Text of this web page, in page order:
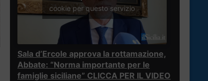
cookie per questo servizio
Sala d’Ercole approva la rottamazione,
Abbate: “Norma importante per le
famiglie siciliane” CLICCA PER IL VIDEO